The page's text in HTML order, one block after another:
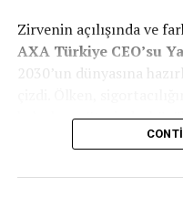
Zirvenin açılışında ve
AXA TürkiyeCEO’su
2030’un dünyasına
kalıpların ötesinde,
“Sektör Olarak